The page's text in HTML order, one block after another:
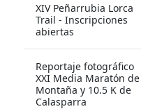
XIV Peñarrubia Lorca
Trail - Inscripciones
abiertas
Reportaje fotográfico
XXI Media Maratón de
Montaña y 10.5 K de
Calasparra